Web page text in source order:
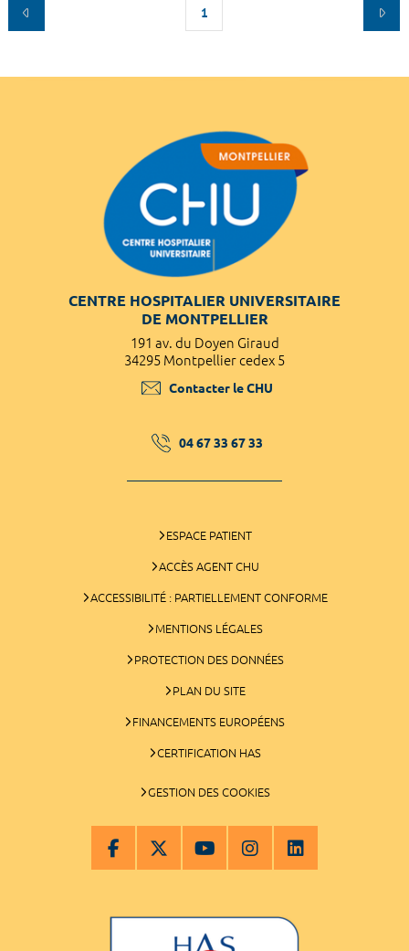
1
CENTRE HOSPITALIER UNIVERSITAIRE
DE MONTPELLIER
191 av. du Doyen Giraud
34295 Montpellier cedex 5
Contacter le CHU
04 67 33 67 33
ESPACE PATIENT
ACCÈS AGENT CHU
ACCESSIBILITÉ : PARTIELLEMENT CONFORME
MENTIONS LÉGALES
PROTECTION DES DONNÉES
PLAN DU SITE
FINANCEMENTS EUROPÉENS
CERTIFICATION HAS
GESTION DES COOKIES